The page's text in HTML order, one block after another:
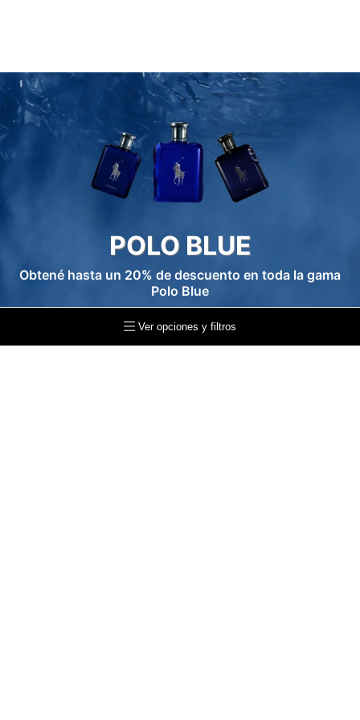
POLO BLUE
Obtené hasta un 20% de descuento en toda la gama
Polo Blue
Ver opciones y filtros